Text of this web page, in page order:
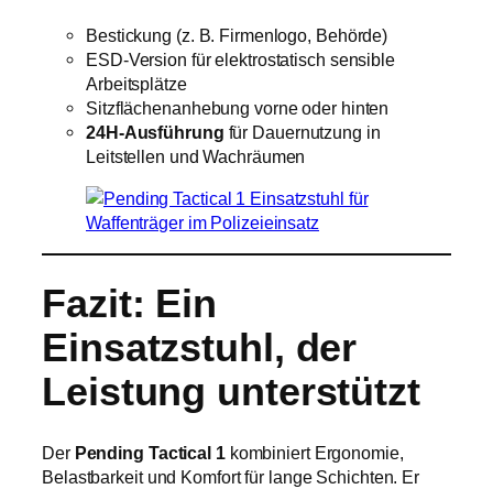
Bestickung (z. B. Firmenlogo, Behörde)
ESD-Version für elektrostatisch sensible
Arbeitsplätze
Sitzflächenanhebung vorne oder hinten
24H-Ausführung für Dauernutzung in
Leitstellen und Wachräumen
Fazit: Ein
Einsatzstuhl, der
Leistung unterstützt
Der Pending Tactical 1kombiniert Ergonomie,
Belastbarkeit und Komfort für lange Schichten. Er